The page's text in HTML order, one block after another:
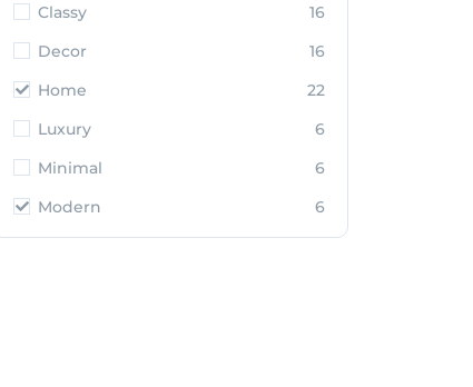
Classy
16
Decor
16
Home
22
Luxury
6
Minimal
6
Modern
6